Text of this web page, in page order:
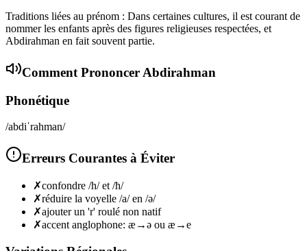
Traditions liées au prénom : Dans certaines cultures, il est courant de
nommer les enfants après des figures religieuses respectées, et
Abdirahman en fait souvent partie.
Comment Prononcer Abdirahman
Phonétique
/abdiˈrahman/
Erreurs Courantes à Éviter
✗confondre /h/ et /ħ/
✗réduire la voyelle /a/ en /ə/
✗ajouter un 'r' roulé non natif
✗accent anglophone: æ→ə ou æ→e